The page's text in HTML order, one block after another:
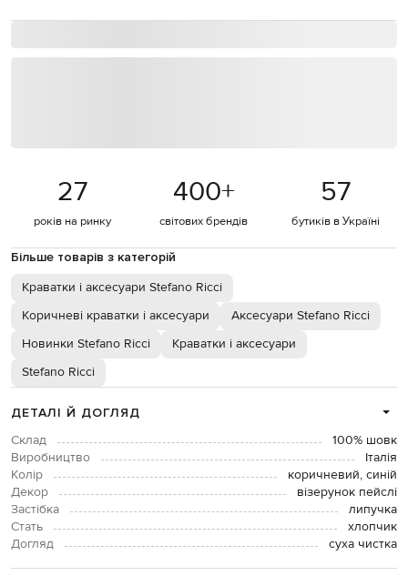
27
років на ринку
400+
світових брендів
57
бутиків в Україні
Більше товарів з категорій
Краватки і аксесуари Stefano Ricci
Коричневі краватки і аксесуари
Аксесуари Stefano Ricci
Новинки Stefano Ricci
Краватки і аксесуари
Stefano Ricci
ДЕТАЛІ Й ДОГЛЯД
Склад
100% шовк
Виробництво
Італія
Колір
коричневий, синій
Декор
візерунок пейслі
Застібка
липучка
Стать
хлопчик
Догляд
суха чистка